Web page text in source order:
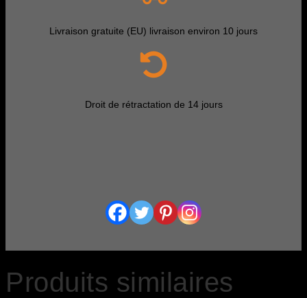
Livraison gratuite (EU) livraison environ 10 jours
Droit de rétractation de 14 jours
Produits similaires